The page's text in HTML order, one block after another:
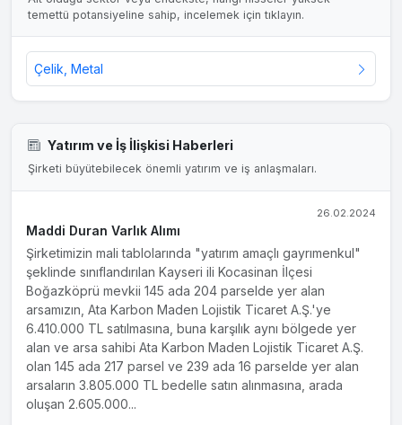
temettü potansiyeline sahip, incelemek için tıklayın.
Çelik, Metal
Yatırım ve İş İlişkisi Haberleri
Şirketi büyütebilecek önemli yatırım ve iş anlaşmaları.
26.02.2024
Maddi Duran Varlık Alımı
Şirketimizin mali tablolarında "yatırım amaçlı gayrımenkul"
şeklinde sınıflandırılan Kayseri ili Kocasinan İlçesi
Boğazköprü mevkii 145 ada 204 parselde yer alan
arsamızın, Ata Karbon Maden Lojistik Ticaret A.Ş.'ye
6.410.000 TL satılmasına, buna karşılık aynı bölgede yer
alan ve arsa sahibi Ata Karbon Maden Lojistik Ticaret A.Ş.
olan 145 ada 217 parsel ve 239 ada 16 parselde yer alan
arsaların 3.805.000 TL bedelle satın alınmasına, arada
oluşan 2.605.000...